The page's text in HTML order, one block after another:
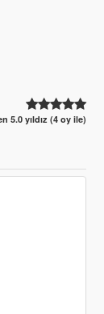
5.0 yıldız (4 oy ile)